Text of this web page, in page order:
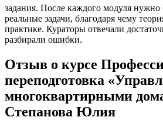
задания. После каждого модуля
реальные задачи, благодаря чему
практике. Кураторы отвечали
разбирали ошибки.
Отзыв о курсе
переподготовка
многоквартирными
Степанова Юлия